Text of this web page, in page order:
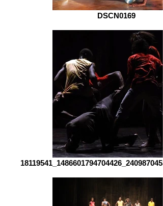
DSCN0169